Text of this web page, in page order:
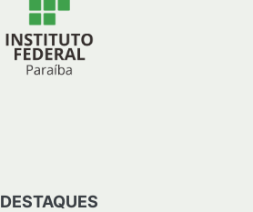
DESTAQUES